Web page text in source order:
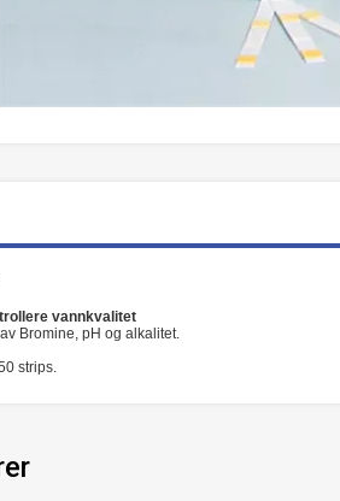
vannkvalitet
Bromine, pH og alkalitet.
strips.